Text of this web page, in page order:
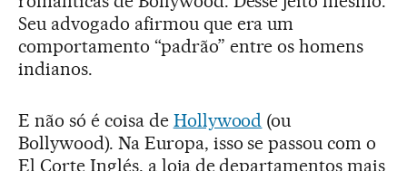
Seu advogado afirmou que era um
comportamento “padrão” entre os homens
indianos.
E não só é coisa de Hollywood (ou
Bollywood). Na Europa, isso se passou com o
El Corte Inglés, a loja de departamentos mais